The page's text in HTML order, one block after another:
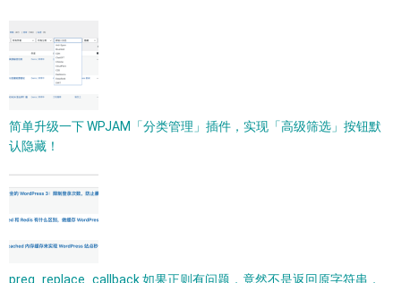
简单升级一下 WPJAM「分类管理」插件，实现「高级筛选」按钮默
认隐藏！
preg_replace_callback 如果正则有问题，竟然不是返回原字符串，